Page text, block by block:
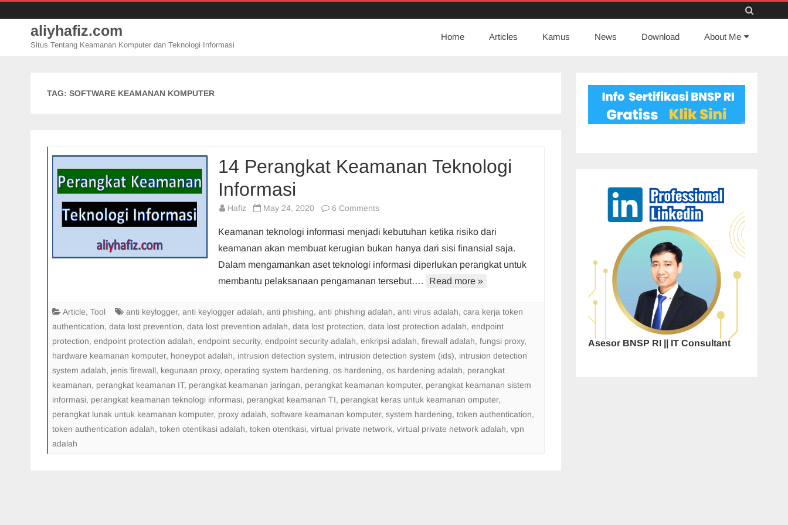
aliyhafiz.com
Situs Tentang Keamanan Komputer dan Teknologi Informasi
to
Home Articles Kamus News Download About Me
TAG: SOFTWARE KEAMANAN KOMPUTER
14 Perangkat Keamanan Teknologi
Informasi
Hafiz May 24, 2020 6 Commentson
Perangkat
Keamanan
Teknologi
Informasi
Keamanan teknologi informasi menjadi kebutuhan ketika risiko dari
keamanan akan membuat kerugian bukan hanya dari sisi finansial saja.
Dalam mengamankan aset teknologi informasi diperlukan perangkat untuk
membantu pelaksanaan pengamanan tersebut….
Read more »
Article, Tool anti keylogger, anti keylogger adalah, anti phishing, anti phishing adalah, anti virus adalah, cara kerja token
authentication, data lost prevention, data lost prevention adalah, data lost protection, data lost protection adalah, endpoint
protection, endpoint protection adalah, endpoint security, endpoint security adalah, enkripsi adalah, firewall adalah, fungsi proxy,
hardware keamanan komputer, honeypot adalah, intrusion detection system, intrusion detection system (ids), intrusion detection
system adalah, jenis firewall, kegunaan proxy, operating system hardening, os hardening, os hardening adalah, perangkat
keamanan, perangkat keamanan IT, perangkat keamanan jaringan, perangkat keamanan komputer, perangkat keamanan sistem
informasi, perangkat keamanan teknologi informasi, perangkat keamanan TI, perangkat keras untuk keamanan omputer,
perangkat lunak untuk keamanan komputer, proxy adalah, software keamanan komputer, system hardening, token authentication,
token authentication adalah, token otentikasi adalah, token otentkasi, virtual private network, virtual private network adalah, vpn
adalah
Asesor BNSP RI || IT Consultant